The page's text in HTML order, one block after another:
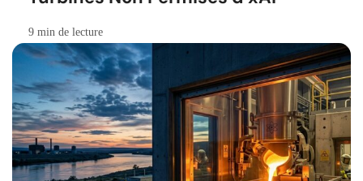
9 min de lecture